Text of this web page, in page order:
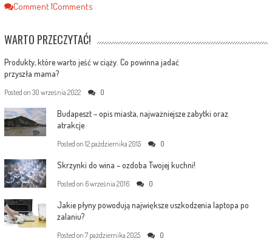
Comment1Comments
WARTO PRZECZYTAĆ!
Produkty, które warto jeść w ciąży. Co powinna jadać
przyszła mama?
Posted on 30 września 2022 0
Budapeszt – opis miasta, najważniejsze zabytki oraz
atrakcje
Posted on 12 października 2015 0
Skrzynki do wina – ozdoba Twojej kuchni!
Posted on 6 września 2016 0
Jakie płyny powodują największe uszkodzenia laptopa po
zalaniu?
Posted on 7 października 2025 0